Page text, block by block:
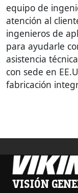
equipo de
atención al
ingenieros de
para ayudarle
asistencia
con sede en
fabricación
VISIÓN